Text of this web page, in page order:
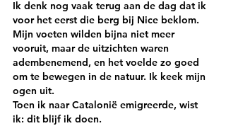
Ik denk nog vaak terug aan de dag dat ik
voor het eerst die berg bij Nice beklom.
Mijn voeten wilden bijna niet meer
vooruit, maar de uitzichten waren
adembenemend, en het voelde zo goed
om te bewegen in de natuur. Ik keek mijn
ogen uit.
Toen ik naar Catalonië emigreerde, wist
ik: dit blijf ik doen.